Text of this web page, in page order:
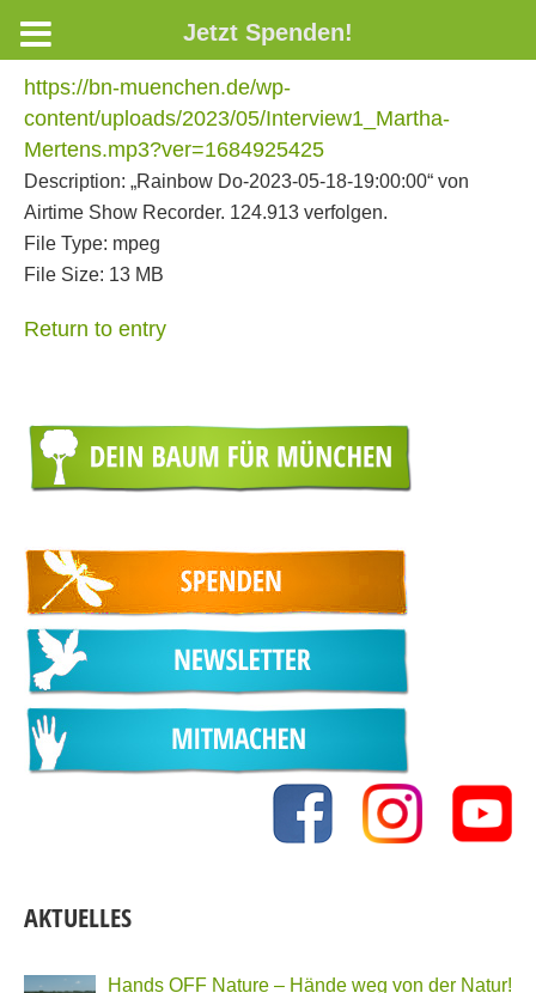
https://bn-muenchen.de/wp-
content/uploads/2023/05/Interview1_Martha-
Mertens.mp3?ver=1684925425
Description: „Rainbow Do-2023-05-18-19:00:00“ von
Airtime Show Recorder. 124.913 verfolgen.
File Type: mpeg
File Size: 13 MB
Return to entry
AKTUELLES
Hands OFF Nature – Hände weg von der Natur!
Jetzt Spenden!